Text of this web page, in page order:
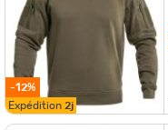
-12%
Expédition 2j